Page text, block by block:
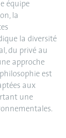
équipe
la
la diversité
du privé au
approche
est
aux
une